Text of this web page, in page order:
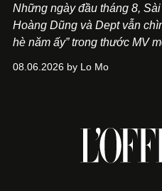
Những ngày đầu tháng 8,
Hoàng Dũng và Dept vẫn
hè năm ấy” trong thước MV
08.06.2026 by Lo Mo